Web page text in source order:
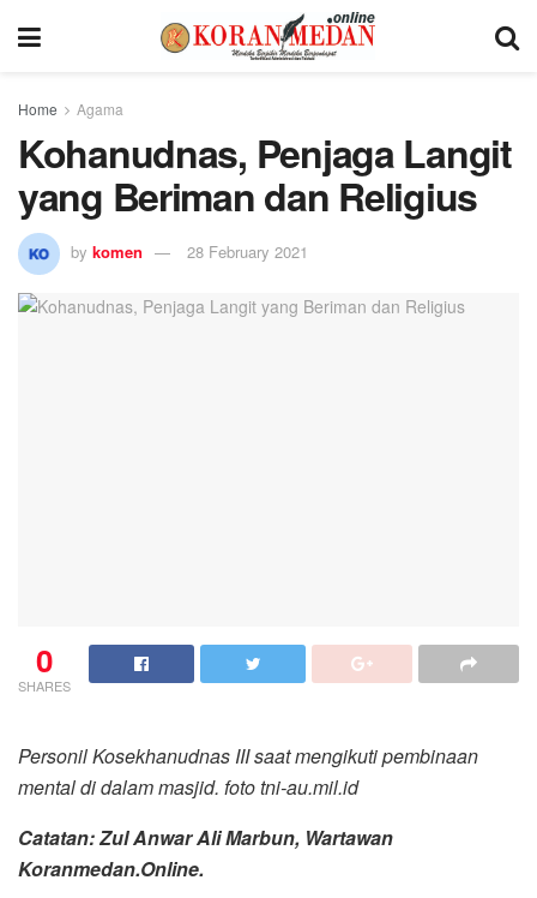
Home Agama
Kohanudnas, Penjaga Langit
yang Beriman dan Religius
by komen 28 February 2021
0
SHARES
Personil Kosekhanudnas III saat mengikuti pembinaan
mental di dalam masjid. foto tni-au.mil.id
Catatan: Zul Anwar Ali Marbun, Wartawan
Koranmedan.Online.